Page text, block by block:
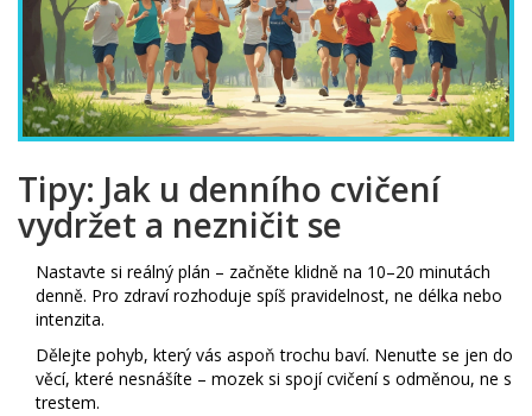
Tipy: Jak u denního cvičení
vydržet a nezničit se
Nastavte si reálný plán – začněte klidně na 10–20 minutách
denně. Pro zdraví rozhoduje spíš pravidelnost, ne délka nebo
intenzita.
Dělejte pohyb, který vás aspoň trochu baví. Nenuťte se jen do
věcí, které nesnášíte – mozek si spojí cvičení s odměnou, ne s
trestem.